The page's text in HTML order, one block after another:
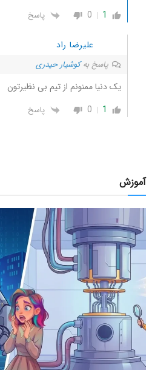
1
0 پاسخ
علیرضا راد
پاسخ بهکوشیار حیدری
یک دنیا ممنونم از تیم بی نظیرتون
1
0 پاسخ
آموزش